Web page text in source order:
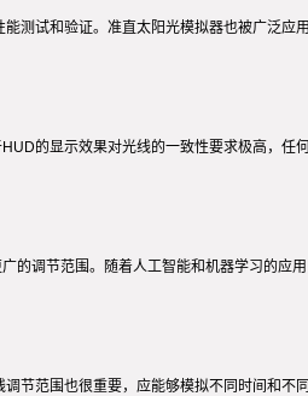
试和验证。准直太阳光模拟器也被广泛应
的显示效果对光线的一致性要求极高，任
调节范围。随着人工智能和机器学习的应
节范围也很重要，应能够模拟不同时间和不